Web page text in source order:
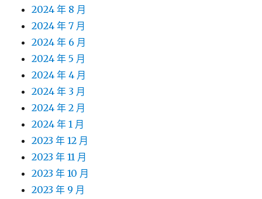
2024 年 8 月
2024 年 7 月
2024 年 6 月
2024 年 5 月
2024 年 4 月
2024 年 3 月
2024 年 2 月
2024 年 1 月
2023 年 12 月
2023 年 11 月
2023 年 10 月
2023 年 9 月